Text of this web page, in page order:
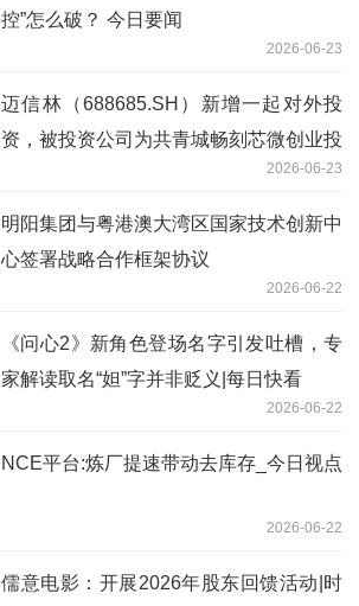
控”怎么破？ 今日要闻
2026-06-23
迈信林（688685.SH）新增一起对外投
资，被投资公司为共青城畅刻芯微创业投
2026-06-23
明阳集团与粤港澳大湾区国家技术创新中
心签署战略合作框架协议
2026-06-22
《问心2》新角色登场名字引发吐槽，专
家解读取名“妲”字并非贬义|每日快看
2026-06-22
NCE平台:炼厂提速带动去库存_今日视点
2026-06-22
儒意电影：开展2026年股东回馈活动|时